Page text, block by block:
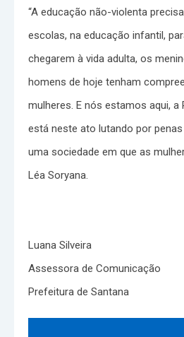
“A educação não-violenta
escolas, na educação infantil,
chegarem à vida adulta, os
homens de hoje tenham
mulheres. E nós estamos aqui, a
está neste ato lutando por
uma sociedade em que as
Léa Soryana.
Luana Silveira
Assessora de Comunicação
Prefeitura de Santana